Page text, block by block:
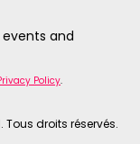
and
Policy.
droits réservés.